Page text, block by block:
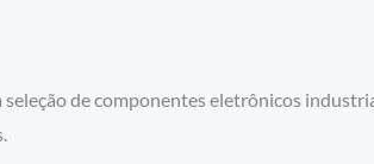
seleção de componentes eletrônicos